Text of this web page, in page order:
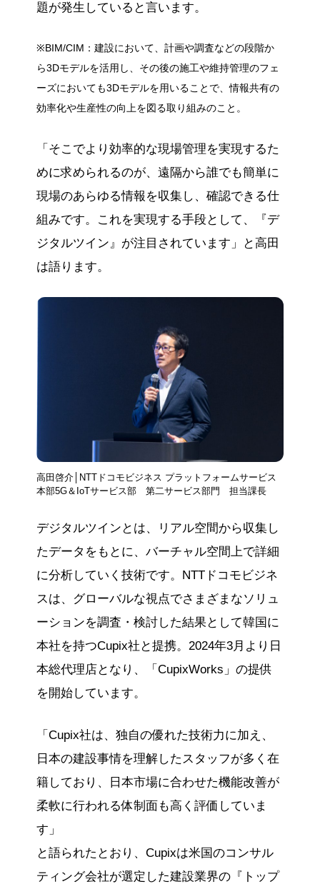
題が発生していると言います。
※BIM/CIM：建設において、計画や調査などの段階か
ら3Dモデルを活用し、その後の施工や維持管理のフェ
ーズにおいても3Dモデルを用いることで、情報共有の
効率化や生産性の向上を図る取り組みのこと。
「そこでより効率的な現場管理を実現するた
めに求められるのが、遠隔から誰でも簡単に
現場のあらゆる情報を収集し、確認できる仕
組みです。これを実現する手段として、『デ
ジタルツイン』が注目されています」と高田
は語ります。
高田啓介│NTTドコモビジネス プラットフォームサービス
本部5G＆IoTサービス部 第二サービス部門 担当課長
デジタルツインとは、リアル空間から収集し
たデータをもとに、バーチャル空間上で詳細
に分析していく技術です。NTTドコモビジネ
スは、グローバルな視点でさまざまなソリュ
ーションを調査・検討した結果として韓国に
本社を持つCupix社と提携。2024年3月より日
本総代理店となり、「CupixWorks」の提供
を開始しています。
「Cupix社は、独自の優れた技術力に加え、
日本の建設事情を理解したスタッフが多く在
籍しており、日本市場に合わせた機能改善が
柔軟に行われる体制面も高く評価していま
す」
と語られたとおり、Cupixは米国のコンサル
ティング会社が選定した建設業界の『トップ